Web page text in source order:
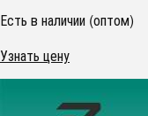
Есть в наличии (оптом)
Узнать цену